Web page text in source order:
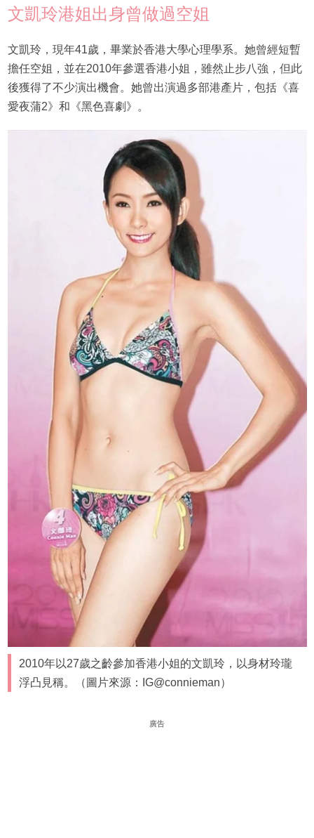
文凱玲港姐出身曾做過空姐
文凱玲，現年41歲，畢業於香港大學心理學系。她曾經短暫
擔任空姐，並在2010年參選香港小姐，雖然止步八強，但此
後獲得了不少演出機會。她曾出演過多部港產片，包括《喜
愛夜蒲2》和《黑色喜劇》。
2010年以27歲之齡參加香港小姐的文凱玲，以身材玲瓏
浮凸見稱。（圖片來源：IG@connieman）
廣告